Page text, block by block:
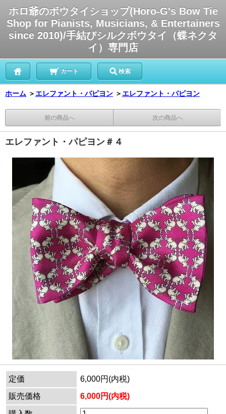
ホロ爺のボウタイショップ(Horo-G's Bow Tie
Shop for Pianists, Musicians, & Entertainers
since 2010)/手結びシルクボウタイ（蝶ネクタ
イ）専門店
カート 検索
ホーム ＞ エレファント・パピヨン ＞ エレファント・パピヨン
前の商品へ 次の商品へ
エレファント・パピヨン＃４
定価
6,000円(内税)
販売価格
6,000円(内税)